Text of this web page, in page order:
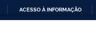
ACESSO À INFORMAÇÃO